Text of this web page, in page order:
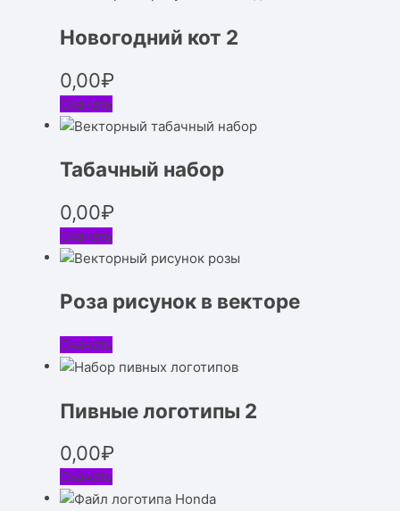
Новогодний кот 2
0,00₽
Скачать
Табачный набор
0,00₽
Скачать
Роза рисунок в векторе
Скачать
Пивные логотипы 2
0,00₽
Скачать